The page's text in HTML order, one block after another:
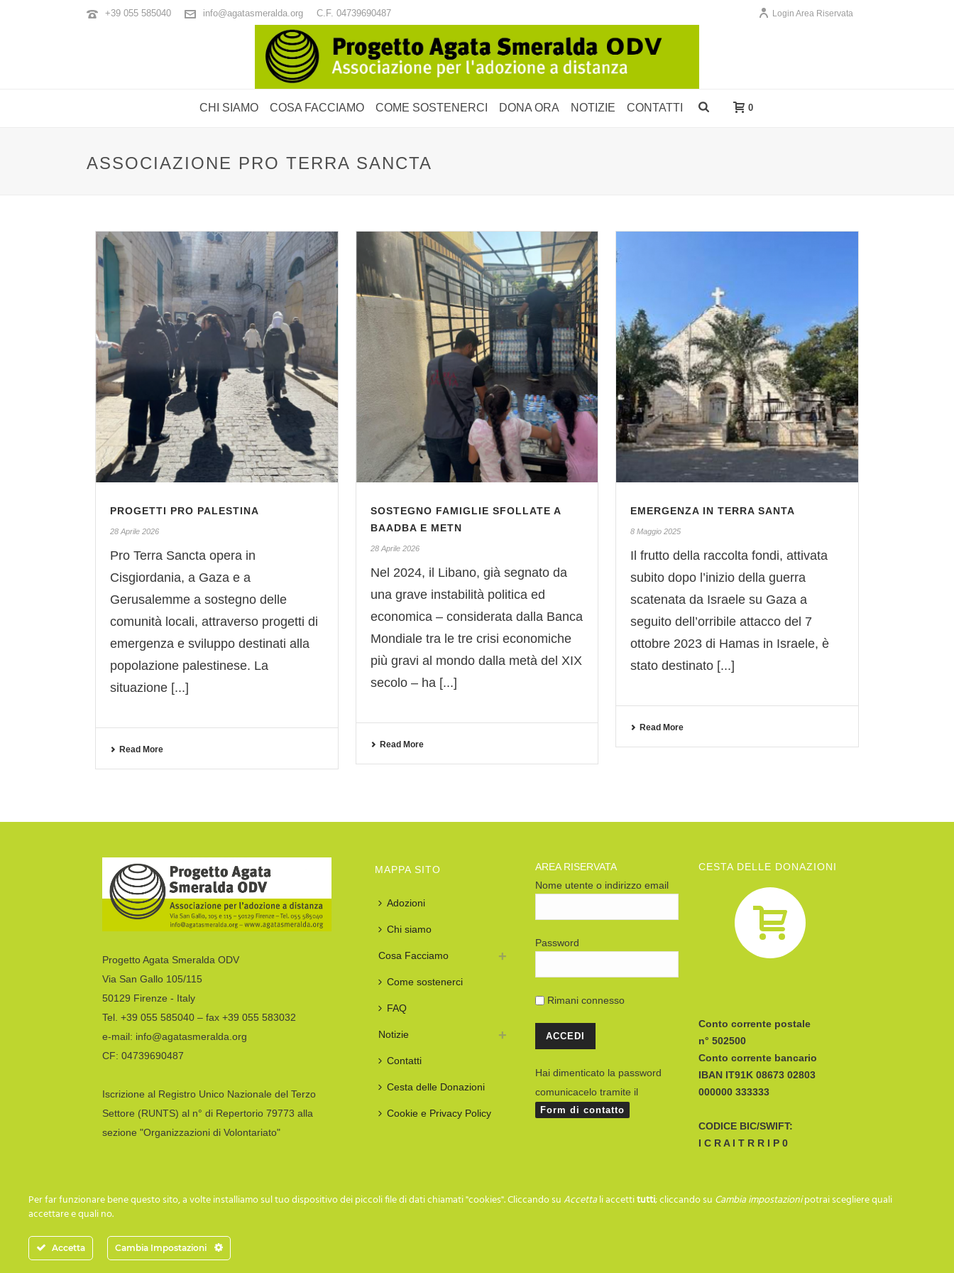
+39 055 585040 info@agatasmeralda.org C.F. 04739690487 Login Area Riservata
CHI SIAMO COSA FACCIAMO COME SOSTENERCI DONA ORA NOTIZIE CONTATTI 0
ASSOCIAZIONE PRO TERRA SANCTA
PROGETTI PRO PALESTINA
28 Aprile 2026
Pro Terra Sancta opera in
Cisgiordania, a Gaza e a
Gerusalemme a sostegno delle
comunità locali, attraverso progetti di
emergenza e sviluppo destinati alla
popolazione palestinese. La
situazione [...]
Read More
SOSTEGNO FAMIGLIE SFOLLATE A
BAADBA E METN
28 Aprile 2026
Nel 2024, il Libano, già segnato da
una grave instabilità politica ed
economica – considerata dalla Banca
Mondiale tra le tre crisi economiche
più gravi al mondo dalla metà del XIX
secolo – ha [...]
Read More
EMERGENZA IN TERRA SANTA
8 Maggio 2025
Il frutto della raccolta fondi, attivata
subito dopo l’inizio della guerra
scatenata da Israele su Gaza a
seguito dell’orribile attacco del 7
ottobre 2023 di Hamas in Israele, è
stato destinato [...]
Read More
Progetto Agata Smeralda ODV
Via San Gallo 105/115
50129 Firenze - Italy
Tel. +39 055 585040 – fax +39 055 583032
e-mail: info@agatasmeralda.org
CF: 04739690487
Iscrizione al Registro Unico Nazionale del Terzo
Settore (RUNTS) al n° di Repertorio 79773 alla
sezione "Organizzazioni di Volontariato"
MAPPA SITO
Adozioni
Chi siamo
Cosa Facciamo
Come sostenerci
FAQ
Notizie
Contatti
Cesta delle Donazioni
Cookie e Privacy Policy
AREA RISERVATA
Nome utente o indirizzo email
Password
Rimani connesso
Hai dimenticato la password
comunicacelo tramite il
Form di contatto
CESTA DELLE DONAZIONI
Conto corrente postale
n° 502500
Conto corrente bancario
IBAN
CODICE BIC/SWIFT:
I C R A I T R R I P 0
Per far funzionare bene questo sito, a volte installiamo sul tuo dispositivo dei piccoli file di dati chiamati "cookies". Cliccando suAccettali accettitutti; cliccando su Cambia impostazionipotrai scegliere quali
accettare e quali no.
Accetta Cambia Impostazioni